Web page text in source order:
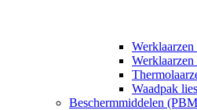
Waadpak
Beschermmiddelen